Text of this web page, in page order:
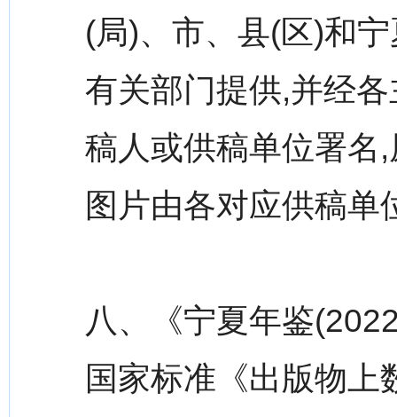
(局)、市、县(区)和
有关部门提供,并经
稿人或供稿单位署名
图片由各对应供稿单
八、《宁夏年鉴
国家标准《出版物